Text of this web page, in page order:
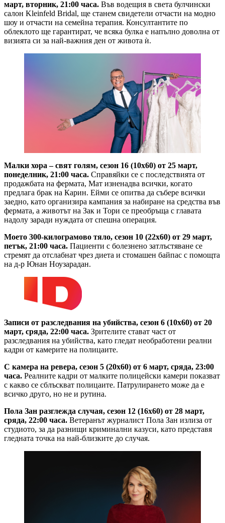
март, вторник, 21:00 часа. Във водещия в света булчински
салон Kleinfeld Bridal, ще станем свидетели отчасти на модно
шоу и отчасти на семейна терапия. Консултантите по
облеклото ще гарантират, че всяка булка е напълно доволна от
визията си за най-важния ден от живота ѝ.
Малки хора – свят голям, сезон 16 (10х60) от 25 март,
понеделник, 21:00 часа. Справяйки се с последствията от
продажбата на фермата, Мат изненадва всички, когато
предлага брак на Карин. Ейми се опитва да събере всички
заедно, като организира кампания за набиране на средства във
фермата, а животът на Зак и Тори се преобръща с главата
надолу заради нуждата от спешна операция.
Моето 300-килограмово тяло, сезон 10 (22х60) от 29 март,
петък, 21:00 часа. Пациенти с болезнено затлъстяване се
стремят да отслабнат чрез диета и стомашен байпас с помощта
на д-р Юнан Ноузарадан.
Записи от разследвания на убийства, сезон 6 (10х60) от 20
март, сряда, 22:00 часа. Зрителите стават част от
разследвания на убийства, като гледат необработени реални
кадри от камерите на полицаите.
С камера на ревера, сезон 5 (20х60) от 6 март, сряда, 23:00
часа. Реалните кадри от малките полицейски камери показват
с какво се сблъскват полицаите. Патрулирането може да е
всичко друго, но не и рутина.
Пола Зан разглежда случая, сезон 12 (16х60) от 28 март,
сряда, 22:00 часа. Ветеранът журналист Пола Зан излиза от
студиото, за да разнищи криминални казуси, като представя
гледната точка на най-близките до случая.